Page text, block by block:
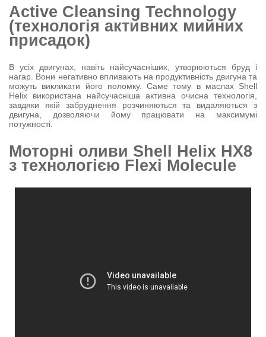
Active Cleansing Technology
(технологія активних мийних
присадок)
В усіх двигунах, навіть найсучасніших, утворюються бруд і
нагар. Вони негативно впливають на продуктивність двигуна та
можуть викликати його поломку. Саме тому в маслах Shell
Helix використана найсучасніша активна очисна технологія,
завдяки якій забруднення розчиняються та видаляються з
двигуна, дозволяючи йому працювати на максимумі
потужності.
Моторні оливи Shell Helix HX8
з технологією Flexi Molecule